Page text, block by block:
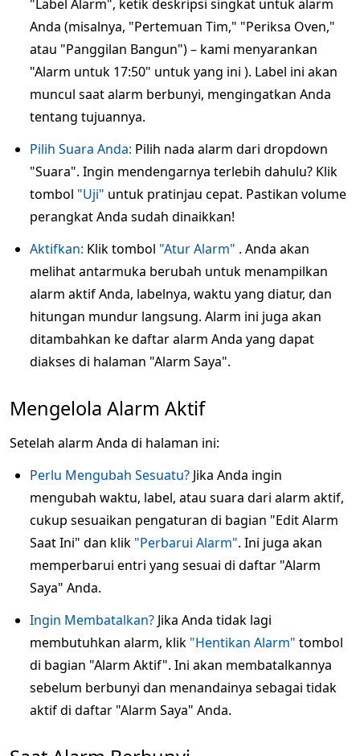
"Label Alarm", ketik deskripsi singkat untuk alarm
Anda (misalnya, "Pertemuan Tim," "Periksa Oven,"
atau "Panggilan Bangun") – kami menyarankan
"Alarm untuk 17:50" untuk yang ini ). Label ini akan
muncul saat alarm berbunyi, mengingatkan Anda
tentang tujuannya.
Pilih Suara Anda: Pilih nada alarm dari dropdown
"Suara". Ingin mendengarnya terlebih dahulu? Klik
tombol "Uji" untuk pratinjau cepat. Pastikan volume
perangkat Anda sudah dinaikkan!
Aktifkan: Klik tombol "Atur Alarm" . Anda akan
melihat antarmuka berubah untuk menampilkan
alarm aktif Anda, labelnya, waktu yang diatur, dan
hitungan mundur langsung. Alarm ini juga akan
ditambahkan ke daftar alarm Anda yang dapat
diakses di halaman "Alarm Saya".
Mengelola Alarm Aktif
Setelah alarm Anda di halaman ini:
Perlu Mengubah Sesuatu? Jika Anda ingin
mengubah waktu, label, atau suara dari alarm aktif,
cukup sesuaikan pengaturan di bagian "Edit Alarm
Saat Ini" dan klik "Perbarui Alarm". Ini juga akan
memperbarui entri yang sesuai di daftar "Alarm
Saya" Anda.
Ingin Membatalkan? Jika Anda tidak lagi
membutuhkan alarm, klik "Hentikan Alarm" tombol
di bagian "Alarm Aktif". Ini akan membatalkannya
sebelum berbunyi dan menandainya sebagai tidak
aktif di daftar "Alarm Saya" Anda.